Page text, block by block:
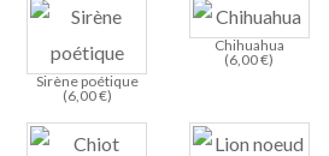
Sirène poétique
(6,00€)
Chihuahua
(6,00€)